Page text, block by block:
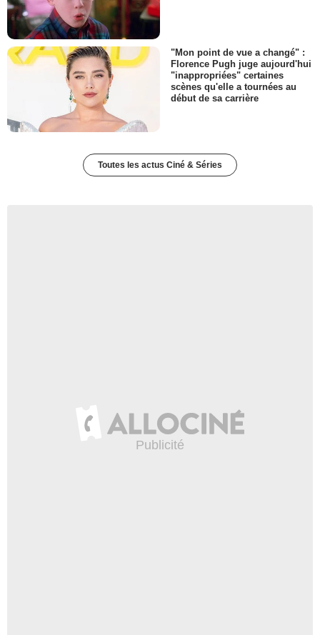
"Mon point de vue a changé" :
Florence Pugh juge aujourd'hui
"inappropriées" certaines
scènes qu'elle a tournées au
début de sa carrière
Toutes les actus Ciné & Séries